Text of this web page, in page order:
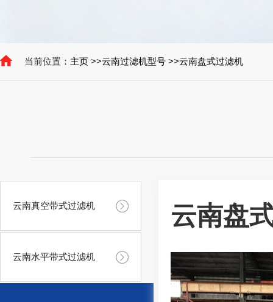
当前位置： 主页 >>云南过滤机型号 >>云南盘式过滤机
云南真空带式过滤机
云南水平带式过滤机
云南盘